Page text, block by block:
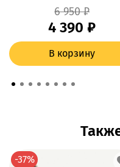
6 950 ₽
4 390 ₽
В корзину
-37%